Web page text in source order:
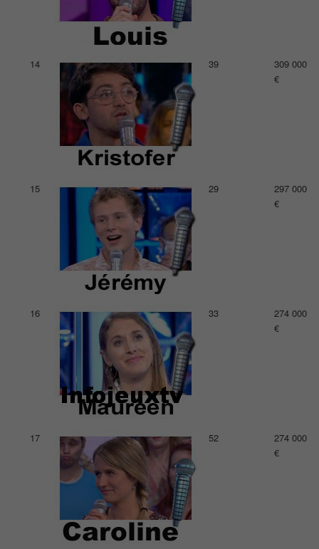
14 39
309 000
€
15 29
297 000
€
16 33
274 000
€
17 52
274 000
€